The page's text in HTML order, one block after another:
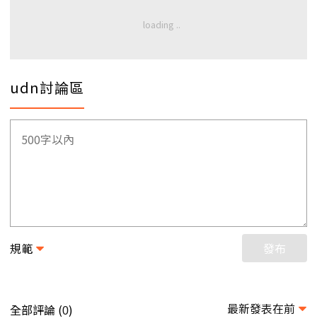
udn討論區
規範 發布
全部評論 (0) 最新發表在前